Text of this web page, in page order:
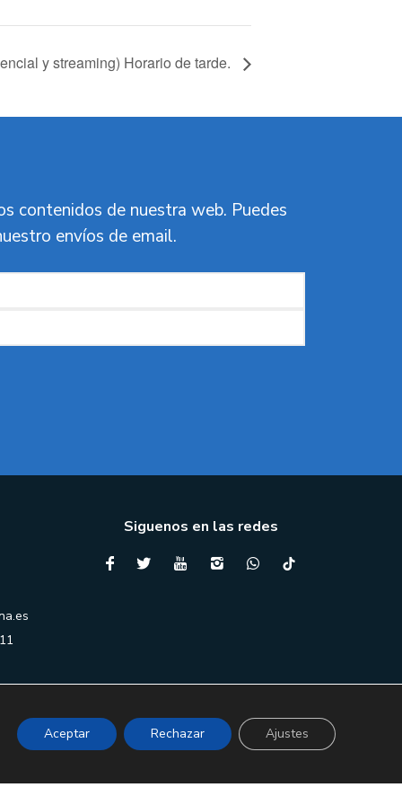
y streaming) Horario de tarde.
contenidos de nuestra web. Puedes
envíos de email.
Siguenos en las redes
Aceptar Rechazar Ajustes